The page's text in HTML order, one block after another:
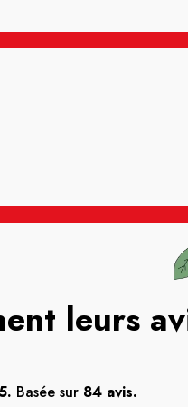
leurs
Basée sur 84 avis.